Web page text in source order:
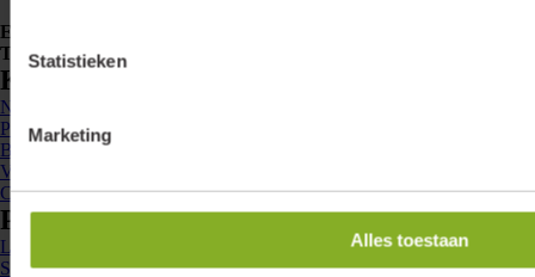
Statistieken
Marketing
Alles toestaan
E-mailadres
Telefoonnummer
Kennis en inspiratie
Nieuws
Projecten
Brochures
Veelgestelde vragen
Contact
Producten
Led spots
Spanningsrails en railspots